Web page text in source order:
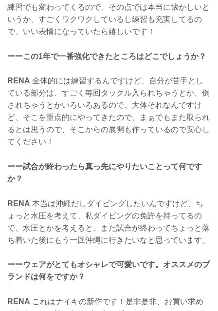
練習でも変わってくるので、その点では本当に懐かしいと
いうか、すごくワクワクしているし練習も充実してるの
で、いい表情になっていたら嬉しいです！
ーーこの1年で一番強化できたところはどこでしょうか？
RENA 全体的には練習するんですけど、自分が苦手とし
ている部分は、すごく毎回タックル入られちゃうとか、倒
されちゃうとかいろいろあるので、大体それなんですけ
ど、そこを重点的にやってきたので、まぁでもまた取られ
るとは思うので、そこからの展開も作っているので安心し
てください！
ーー試合が終わったら真っ先にやりたいことって何です
か？
RENA 本当は沖縄だしダイビングしたいんですけど、ち
ょっと水圧を考えて、私ダイビングの免許を持ってるの
で、水圧とかを考えると、また試合が終わってちょっと落
ち着いた後にもう一回沖縄に行きたいなと思っています。
ーーウェアがとてもオシャレで可愛いです。オススメのブ
ランドは何をですか？
RENA これはナイキの新作です！是非是非、お買い求め